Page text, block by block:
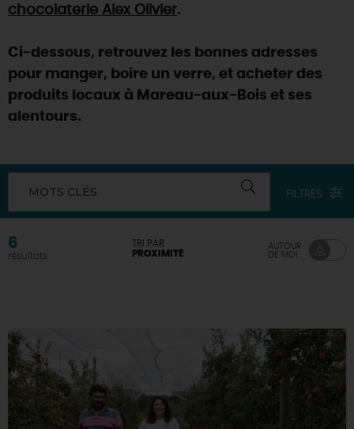
DEMAIN
chocolaterie Alex Olivier.
Ci-dessous, retrouvez les bonnes adresses
pour manger, boire un verre, et acheter des
produits locaux à Mareau-aux-Bois et ses
alentours.
MOTS CLÉS FILTRES
6
résultats
TRI PAR
PROXIMITÉ
AUTOUR
DE MOI